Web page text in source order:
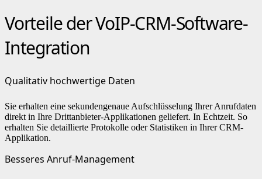
Vorteile der VoIP-CRM-Software-
Integration
Qualitativ hochwertige Daten
Sie erhalten eine sekundengenaue Aufschlüsselung Ihrer Anrufdaten
direkt in Ihre Drittanbieter-Applikationen geliefert. In Echtzeit. So
erhalten Sie detaillierte Protokolle oder Statistiken in Ihrer CRM-
Applikation.
Besseres Anruf-Management